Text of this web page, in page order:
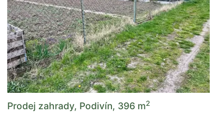
Prodej zahrady, Podivín, 396 m2